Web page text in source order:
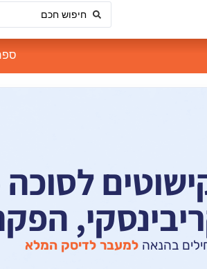
לסוכה
בהנאה למעבר לדיסק המלא